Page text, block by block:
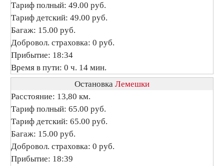
Тариф полный: 49.00 руб.
Тариф детский: 49.00 руб.
Багаж: 15.00 руб.
Добровол. страховка: 0 руб.
Прибытие: 18:34
Время в пути: 0 ч. 14 мин.
Остановка Лемешки
Расстояние: 13,80 км.
Тариф полный: 65.00 руб.
Тариф детский: 65.00 руб.
Багаж: 15.00 руб.
Добровол. страховка: 0 руб.
Прибытие: 18:39